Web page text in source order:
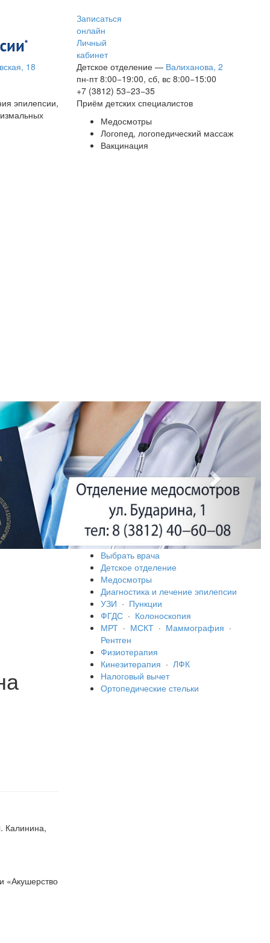
Записаться
онлайн
Личный
кабинет
18
эпилепсии,
Детское отделение — Валиханова, 2
пн-пт 8:00−19:00, сб, вс 8:00−15:00
+7 (3812) 53−23−35
Приём детских специалистов
Медосмотры
Логопед, логопедический массаж
Вакцинация
Калинина,
«Акушерство
Выбрать врача
Детское отделение
Медосмотры
Диагностика и лечение эпилепсии
УЗИ · Пункции
ФГДС · Колоноскопия
МРТ · МСКТ · Маммография ·
Рентген
Физиотерапия
Кинезитерапия · ЛФК
Налоговый вычет
Ортопедические стельки